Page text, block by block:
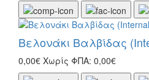
Βελονάκι Βαλβίδας
0,00€ Χωρίς ΦΠΑ: 0,00€